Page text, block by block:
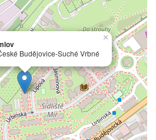
Budějovice-Suché Vrbné
×